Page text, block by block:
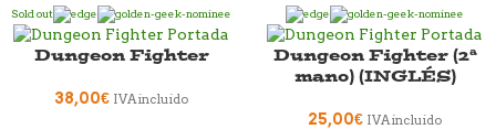
Sold out
Dungeon Fighter
38,00€ IVA incluido
Dungeon Fighter (2ª
mano) (INGLÉS)
25,00€ IVA incluido